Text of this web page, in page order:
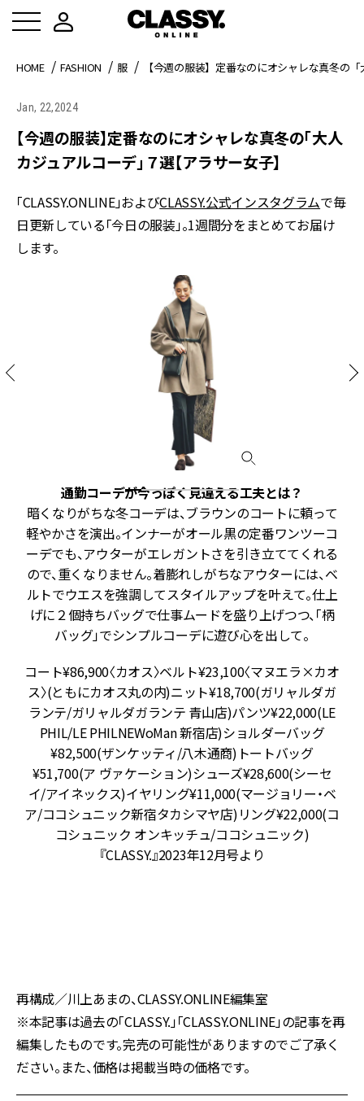
HOME FASHION 服 【今週の服装】定番なのにオシャレな真冬の
Jan, 22,2024
【今週の服装】定番なのにオシャレな真冬の「大人
カジュアルコーデ」７選【アラサー女子】
「CLASSY.ONLINE」およびCLASSY.公式インスタグラムで毎
日更新している「今日の服装」。1週間分をまとめてお届け
します。
通勤コーデが今っぽく見違える工夫とは？
暗くなりがちな冬コーデは、ブラウンのコートに頼って
軽やかさを演出。インナーがオール黒の定番ワンツーコ
ーデでも、アウターがエレガントさを引き立ててくれる
ので、重くなりません。着膨れしがちなアウターには、ベ
ルトでウエスを強調してスタイルアップを叶えて。仕上
げに２個持ちバッグで仕事ムードを盛り上げつつ、「柄
バッグ」でシンプルコーデに遊び心を出して。
コート¥86,900〈カオス〉ベルト¥23,100〈マヌエラ×カオ
ス〉(ともにカオス丸の内)ニット¥18,700(ガリャルダガ
ランテ/ガリャルダガランテ 青山店)パンツ¥22,000(LE
PHIL/LE PHILNEWoMan 新宿店)ショルダーバッグ
¥82,500(ザンケッティ/八木通商)トートバッグ
¥51,700(ア ヴァケーション)シューズ¥28,600(シーセ
イ/アイネックス)イヤリング¥11,000(マージョリー・ベ
ア/ココシュニック新宿タカシマヤ店)リング¥22,000(コ
コシュニック オンキッチュ/ココシュニック)
『CLASSY.』2023年12月号より
再構成／川上あまの、CLASSY.ONLINE編集室
※本記事は過去の「CLASSY.」「CLASSY.ONLINE」の記事を再
編集したものです。完売の可能性がありますのでご了承く
ださい。また、価格は掲載当時の価格です。